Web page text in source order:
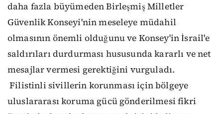
daha fazla büyümeden Birleşmiş Milletler
Güvenlik Konseyi'nin meseleye müdahil
olmasının önemli olduğunu ve Konsey'in İsrail'e
saldırıları durdurması hususunda kararlı ve net
mesajlar vermesi gerektiğini vurguladı.
Filistinli sivillerin korunması için bölgeye
uluslararası koruma gücü gönderilmesi fikri